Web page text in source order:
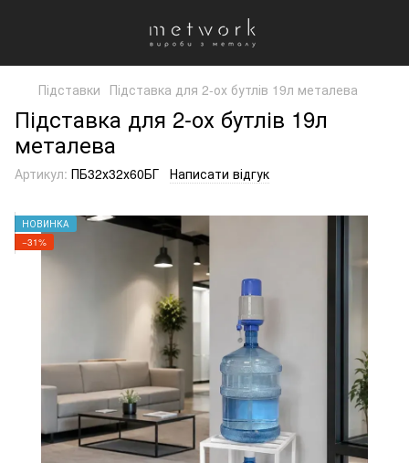
Підставки Підставка для 2-ох бутлів 19л металева
Підставка для 2-ох бутлів 19л
металева
Артикул: ПБ32х32х60БГ Написати відгук
НОВИНКА
−31%